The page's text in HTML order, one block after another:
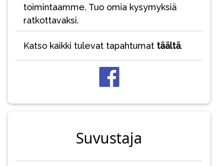
toimintaamme. Tuo omia kysymyksiä
ratkottavaksi.
Katso kaikki tulevat tapahtumat täältä.
Suvustaja